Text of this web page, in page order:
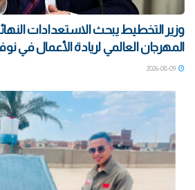
وزير التخطيط يبحث الاستعدادات
المهرجان العالمي لريادة الأعمال في